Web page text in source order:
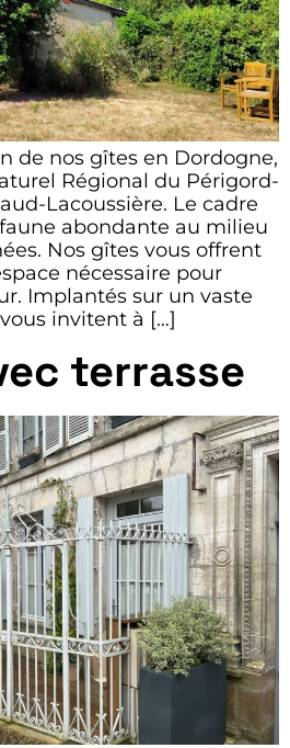
de nos gîtes en Dordogne,
Régional du Périgord-
Lacoussière. Le cadre
abondante au milieu
Nos gîtes vous offrent
nécessaire pour
Implantés sur un vaste
invitent à […]
terrasse